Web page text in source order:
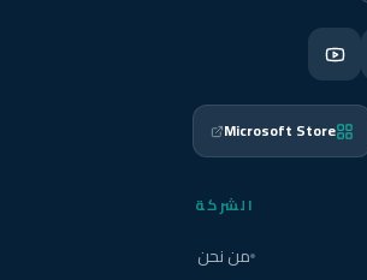
Microsoft Store
الشركة
من نحن